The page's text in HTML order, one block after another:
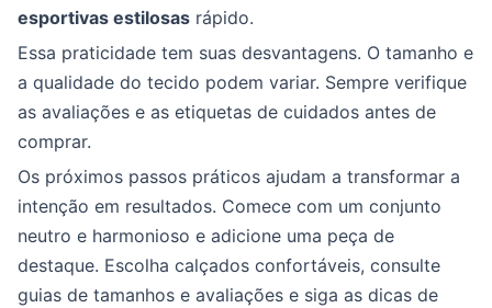
esportivas estilosas rápido.
Essa praticidade tem suas desvantagens. O tamanho e
a qualidade do tecido podem variar. Sempre verifique
as avaliações e as etiquetas de cuidados antes de
comprar.
Os próximos passos práticos ajudam a transformar a
intenção em resultados. Comece com um conjunto
neutro e harmonioso e adicione uma peça de
destaque. Escolha calçados confortáveis, consulte
guias de tamanhos e avaliações e siga as dicas de